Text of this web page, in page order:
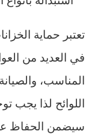
تعتبر حماية
في العديد من
المناسب،
اللوائح لذا يجب
سيضمن الحفاظ